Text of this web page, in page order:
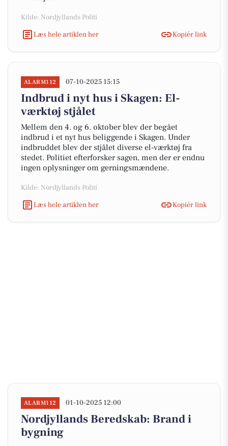
Kilde: Nordjyllands Politi
Læs hele artiklen her
Kopiér link
ALARM112 07-10-2025 15:15
Indbrud i nyt hus i Skagen: El-
værktøj stjålet
Mellem den 4. og 6. oktober blev der begået
indbrud i et nyt hus beliggende i Skagen. Under
indbruddet blev der stjålet diverse el-værktøj fra
stedet. Politiet efterforsker sagen, men der er endnu
ingen oplysninger om gerningsmændene.
Kilde: Nordjyllands Politi
Læs hele artiklen her
Kopiér link
ALARM112 01-10-2025 12:00
Nordjyllands Beredskab: Brand i
bygning